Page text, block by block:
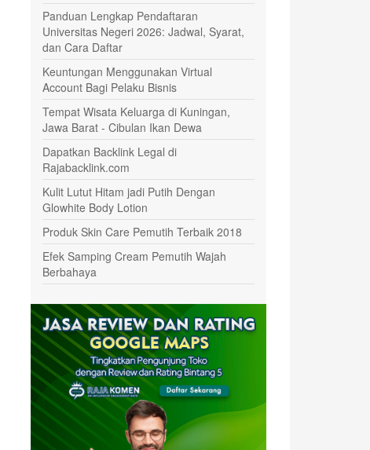
Panduan Lengkap Pendaftaran
Universitas Negeri 2026: Jadwal, Syarat,
dan Cara Daftar
Keuntungan Menggunakan Virtual
Account Bagi Pelaku Bisnis
Tempat Wisata Keluarga di Kuningan,
Jawa Barat - Cibulan Ikan Dewa
Dapatkan Backlink Legal di
Rajabacklink.com
Kulit Lutut Hitam jadi Putih Dengan
Glowhite Body Lotion
Produk Skin Care Pemutih Terbaik 2018
Efek Samping Cream Pemutih Wajah
Berbahaya